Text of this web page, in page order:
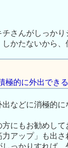
さんがしっか
かたないから、
極的に外出でき
などに消極的
にもお勧めし
アップ」も出
っかりすれば